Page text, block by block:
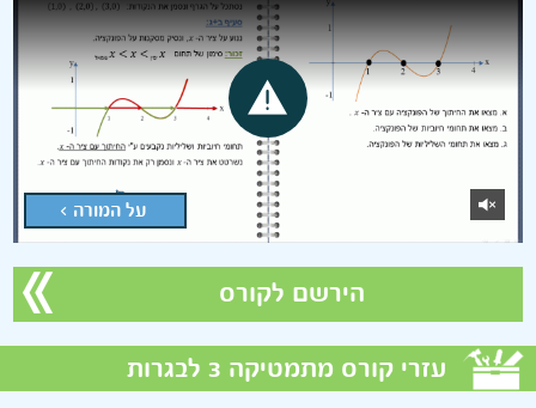
על המורה >
הירשם לקורס
עזרי קורס מתמטיקה 3 לבגרות